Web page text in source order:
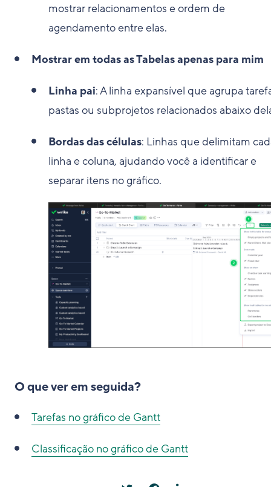
mostrar relacionamentos e ordem de
agendamento entre elas.
Mostrar em todas as Tabelas apenas para mim
Linha pai: A linha expansível que agrupa
pastas ou subprojetos relacionados abaixo
Bordas das células: Linhas que delimitam
linha e coluna, ajudando você a identificar e
separar itens no gráfico.
O que ver em seguida?
Tarefas no gráfico de Gantt
Classificação no gráfico de Gantt